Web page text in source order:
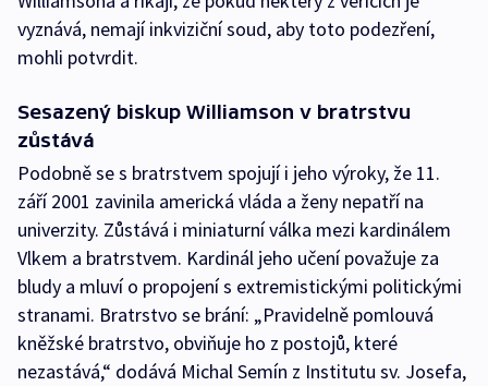
vyznává, nemají inkviziční soud, aby toto podezření,
mohli potvrdit.
Sesazený biskup Williamson v bratrstvu
zůstává
Podobně se s bratrstvem spojují i jeho výroky, že 11.
září 2001 zavinila americká vláda a ženy nepatří na
univerzity. Zůstává i miniaturní válka mezi kardinálem
Vlkem a bratrstvem. Kardinál jeho učení považuje za
bludy a mluví o propojení s extremistickými politickými
stranami. Bratrstvo se brání: „Pravidelně pomlouvá
kněžské bratrstvo, obviňuje ho z postojů, které
nezastává,“ dodává Michal Semín z Institutu sv. Josefa,